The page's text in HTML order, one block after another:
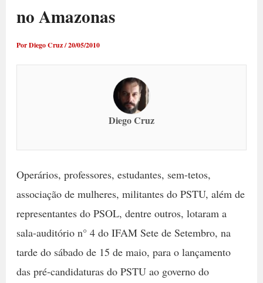
no Amazonas
PorDiego Cruz/20/05/2010
Diego Cruz
Operários, professores, estudantes, sem-tetos,
associação de mulheres, militantes do PSTU, além de
representantes do PSOL, dentre outros, lotaram a
sala-auditório n° 4 do IFAM Sete de Setembro, na
tarde do sábado de 15 de maio, para o lançamento
das pré-candidaturas do PSTU ao governo do